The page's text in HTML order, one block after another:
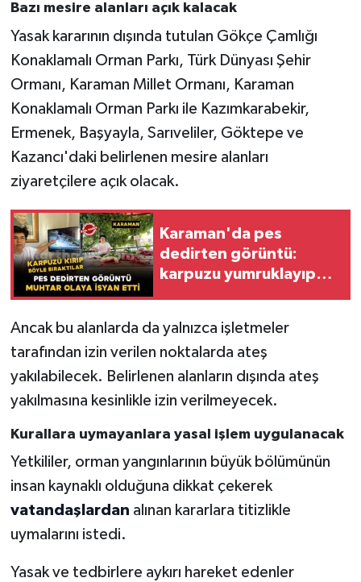
Bazı mesire alanları açık kalacak
Yasak kararının dışında tutulan Gökçe Çamlığı
Konaklamalı Orman Parkı, Türk Dünyası Şehir
Ormanı, Karaman Millet Ormanı, Karaman
Konaklamalı Orman Parkı ile Kazımkarabekir,
Ermenek, Başyayla, Sarıveliler, Göktepe ve
Kazancı'daki belirlenen mesire alanları
ziyaretçilere açık olacak.
Karaman'da pes
dedirten görüntü:
karpuzu yumruklayıp
Ancak bu alanlarda da yalnızca işletmeler
tarafından izin verilen noktalarda ateş
yakılabilecek. Belirlenen alanların dışında ateş
yakılmasına kesinlikle izin verilmeyecek.
Kurallara uymayanlara yasal işlem uygulanacak
Yetkililer, orman yangınlarının büyük bölümünün
insan kaynaklı olduğuna dikkat çekerek
vatandaşlardan alınan kararlara titizlikle
uymalarını istedi.
Yasak ve tedbirlere aykırı hareket edenler